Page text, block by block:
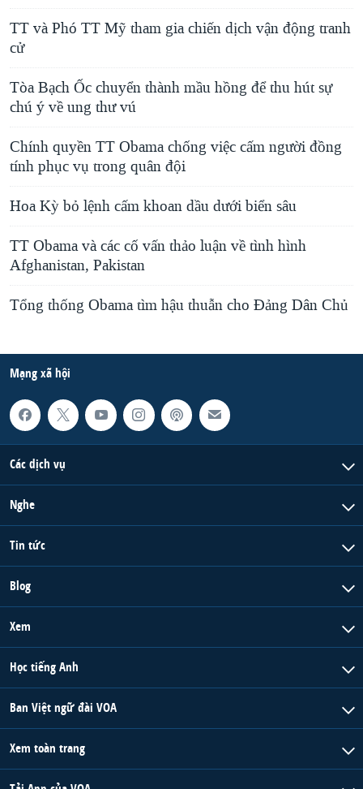
TT và Phó TT Mỹ tham gia chiến dịch vận động tranh
cử
Tòa Bạch Ốc chuyển thành mầu hồng để thu hút sự
chú ý về ung thư vú
Chính quyền TT Obama chống việc cấm người đồng
tính phục vụ trong quân đội
Hoa Kỳ bỏ lệnh cấm khoan dầu dưới biển sâu
TT Obama và các cố vấn thảo luận về tình hình
Afghanistan, Pakistan
Tổng thống Obama tìm hậu thuẫn cho Đảng Dân Chủ
Mạng xã hội
Các dịch vụ
Nghe
Tin tức
Blog
Xem
Học tiếng Anh
Ban Việt ngữ đài VOA
Xem toàn trang